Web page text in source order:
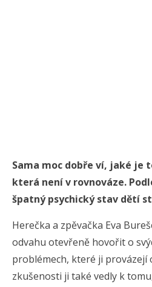
Sama moc dobře ví, jaké je
která není v rovnováze.
špatný psychický stav dětí
Herečka a zpěvačka Eva
odvahu otevřeně hovořit o
problémech, které ji provázejí
zkušenosti ji také vedly k